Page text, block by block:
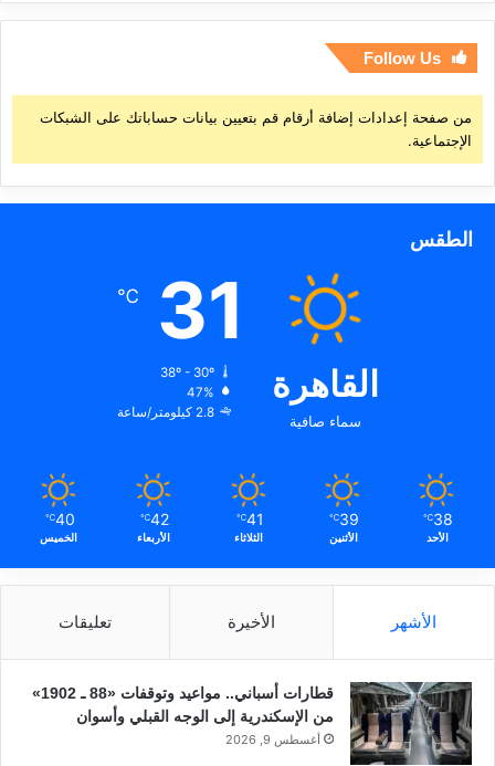
Follow Us
من صفحة إعدادات إضافة أرقام قم بتعيين بيانات حساباتك على الشبكات
الإجتماعية.
الطقس
القاهرة
سماء صافية
31
℃
38º - 30º
47%
2.8 كيلومتر/ساعة
38
℃
الأحد
39
℃
الأثنين
41
℃
الثلاثاء
42
℃
الأربعاء
40
℃
الخميس
الأشهر الأخيرة تعليقات
قطارات أسباني.. مواعيد وتوقفات «88 ـ 1902»
من الإسكندرية إلى الوجه القبلي وأسوان
أغسطس 9, 2026